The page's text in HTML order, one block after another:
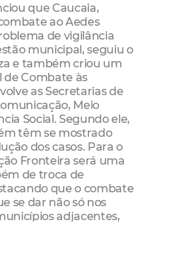
que Caucaia,
ao Aedes
de vigilância
municipal, seguiu o
e também criou um
Combate às
as Secretarias de
Meio
Social. Segundo ele,
têm se mostrado
dos casos. Para o
Fronteira será uma
de troca de
que o combate
se dar não só nos
adjacentes,